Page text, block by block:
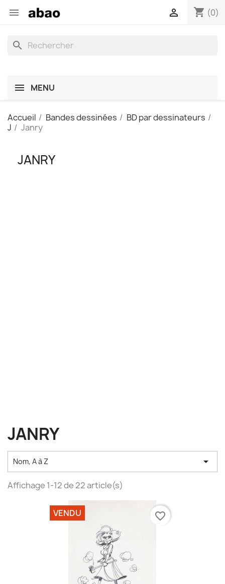
 shopping_cart (0)

search
MENU
Accueil Bandes dessinées
BD par dessinateurs
J
Janry
JANRY
JANRY
Nom, A à Z 
Affichage 1-12 de 22 article(s)
VENDU favorite_border